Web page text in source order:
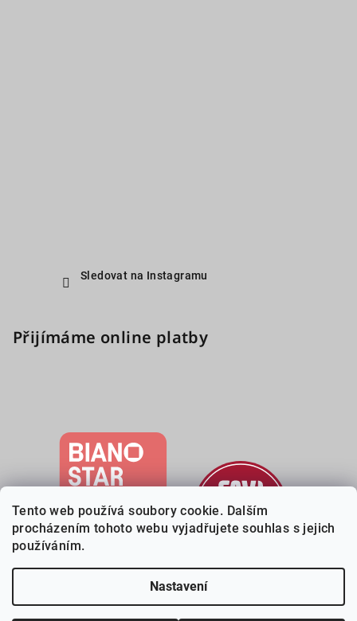
Tento web používá soubory cookie. Dalším
procházením tohoto webu vyjadřujete souhlas s jejich
používáním.
Nastavení
Sledovat na Instagramu
Přijímáme online platby